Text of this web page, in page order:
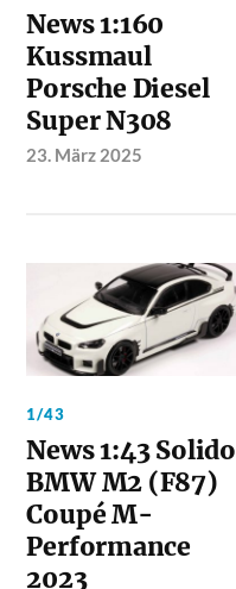
News 1:160
Kussmaul
Porsche Diesel
Super N308
23. März 2025
1/43
News 1:43 Solido
BMW M2 (F87)
Coupé M-
Performance
2023